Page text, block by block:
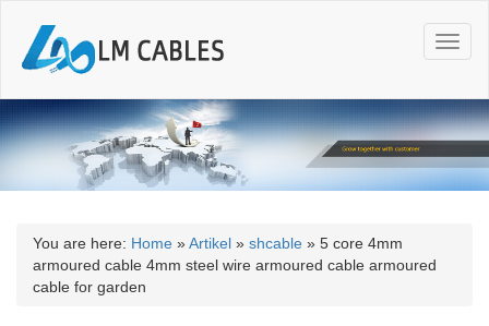
T
o
g
l
n
a
You are here: Home »Artikel » shcable » 5 core 4mm
armoured cable 4mm steel wire armoured cable armoured
cable for garden